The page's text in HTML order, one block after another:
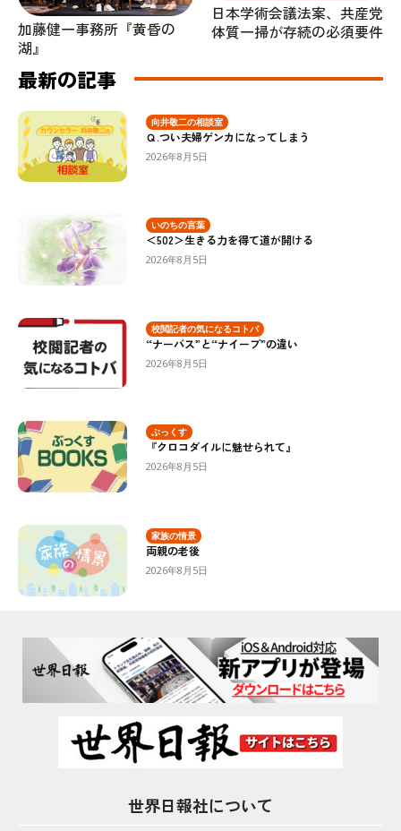
加藤健一事務所『黄昏の
湖』
日本学術会議法案、共産党
体質一掃が存続の必須要件
最新の記事
向井敬二の相談室
Ｑ.つい夫婦ゲンカになってしまう
2026年8月5日
いのちの言葉
＜502＞生きる力を得て道が開ける
2026年8月5日
校閲記者の気になるコトバ
“ナーバス”と“ナイーブ”の違い
2026年8月5日
ぶっくす
『クロコダイルに魅せられて』
2026年8月5日
家族の情景
両親の老後
2026年8月5日
世界日報社について